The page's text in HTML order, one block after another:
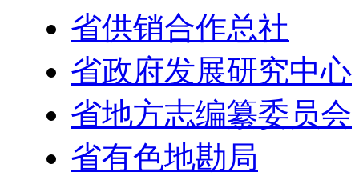
省供销合作总社
省政府发展研究中心
省地方志编纂委员会
省有色地勘局